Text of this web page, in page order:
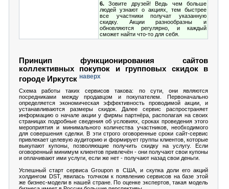
6. Зовите друзей! Ведь чем больше
людей узнают о акциях, тем быстрее
все участники получат указанную
скидку. Акции разнообразны и
обновляются регулярно, и каждый
сможет найти что-то для себя.
Принцип функционирования сайтов
коллективных покупок и групповых скидок в
городе Иркутск наверх
Схема работы таких сервисов такова: по сути, они являются
посредниками между продавцом и покупателем. Первоначально
определяется экономическая эффективность проводимой акции, и
устанавливаются размеры скидок. Далее сервис распространяет
информацию о начале акции у фирмы партнёра, располагая на своих
страницах подробные сведения об условиях, сроках проведения этого
мероприятия и минимального количества участников, необходимого
для совершения сделки. В эти строго оговоренные сроки сайт-сервис
привлекает целевую аудиторию и формирует группы клиентов, которые
выкупают купоны, позволяющие получить скидку на услугу. Если
оговоренный минимум клиентов привлечён - они получают свои купоны
и оплачивают ими услуги, если же нет - получают назад свои деньги.
Успешный старт сервиса Groupon в США, и скупка доли его акций
холдингом DST, явилась толчком к появлению сервисов на базе этой
же бизнес-модели в нашей стране. По оценке экспертов, такая модель